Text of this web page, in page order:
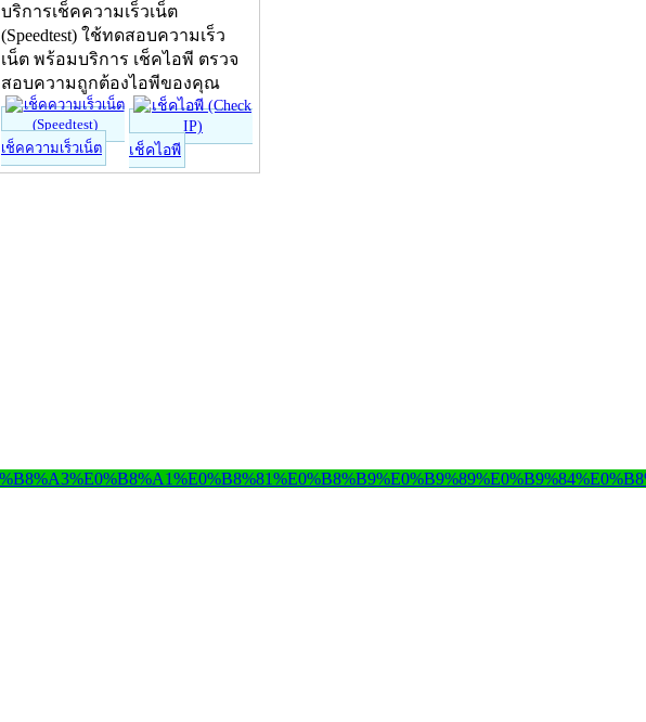
บริการเช็คความเร็วเน็ต
(Speedtest) ใช้ทดสอบความเร็ว
เน็ต พร้อมบริการ เช็คไอพี ตรวจ
สอบความถูกต้องไอพีของคุณ
เช็คความเร็วเน็ต เช็คไอพี